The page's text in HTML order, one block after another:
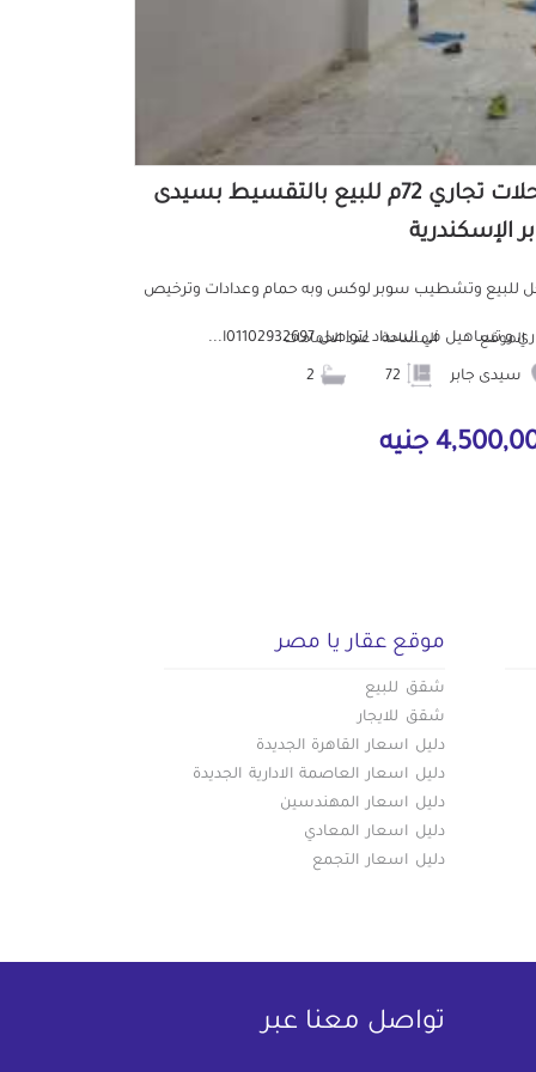
محلات تجاري 72م للبيع بالتقسيط بسيدى
الإسكندرية
للبيع وتشطيب سوبر لوكس وبه حمام وعدادات وترخيص
و تساهيل في السداد لتواصل 01102932697ا...
الموقع
سيدى جابر
المساحة عدد الحمامات
جنيه
موقع عقار يا مصر
شقق للبيع
شقق للايجار
دليل اسعار القاهرة الجديدة
دليل اسعار العاصمة الادارية الجديدة
دليل اسعار المهندسين
دليل اسعار المعادي
دليل اسعار التجمع
تواصل معنا عبر